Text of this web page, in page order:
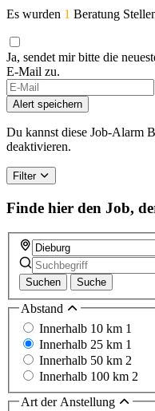
Es wurden 1 Beratung
Ja, sendet mir bitte die
E-Mail zu.
Alert speichern
Du kannst diese Job-Alarm
deaktivieren.
Filter
Finde hier den Job,
Suchen Suche
Abstand
Innerhalb 10 km 1
Innerhalb 25 km 1
Innerhalb 50 km 2
Innerhalb 100 km 2
Art der Anstellung